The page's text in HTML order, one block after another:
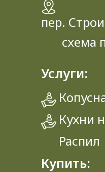
пер.
схема
Услуги:
Кухни
Распил
Купить: